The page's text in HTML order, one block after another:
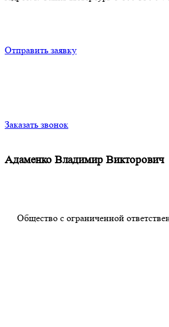
Отправить заявку
Заказать звонок
Адаменко Владимир Викторович
Общество с ограниченной